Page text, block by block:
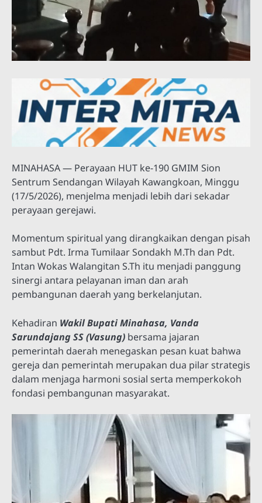
MINAHASA — Perayaan HUT ke-190 GMIM Sion
Sentrum Sendangan Wilayah Kawangkoan, Minggu
(17/5/2026), menjelma menjadi lebih dari sekadar
perayaan gerejawi.
Momentum spiritual yang dirangkaikan dengan pisah
sambut Pdt. Irma Tumilaar Sondakh M.Th dan Pdt.
Intan Wokas Walangitan S.Th itu menjadi panggung
sinergi antara pelayanan iman dan arah
pembangunan daerah yang berkelanjutan.
Kehadiran Wakil Bupati Minahasa, Vanda
Sarundajang SS (Vasung) bersama jajaran
pemerintah daerah menegaskan pesan kuat bahwa
gereja dan pemerintah merupakan dua pilar strategis
dalam menjaga harmoni sosial serta memperkokoh
fondasi pembangunan masyarakat.